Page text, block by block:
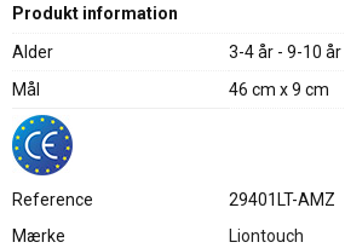
Produkt information
Alder
3-4 år - 9-10 år
Mål
46 cm x 9 cm
Reference
29401LT-AMZ
Mærke
Liontouch